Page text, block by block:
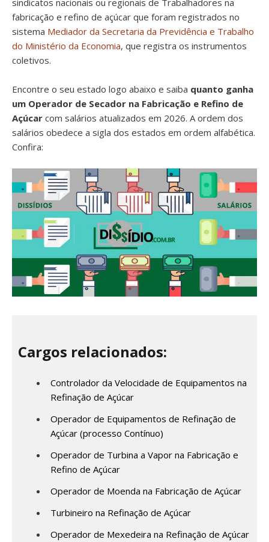
sindicatos nacionais ou regionais de Trabalhadores na
fabricação e refino de açúcar que foram registrados no
sistema Mediador da Secretaria da Previdência e Trabalho
do Ministério da Economia, que registra os instrumentos
coletivos.
Encontre o seu estado logo abaixo e saiba quanto ganha
um Operador de Secador na Fabricação e Refino de
Açúcar com salários atualizados em 2026. A ordem dos
salários obedece a sigla dos estados em ordem alfabética.
Confira:
Cargos relacionados:
Controlador da Velocidade de Equipamentos na
Refinação de Açúcar
Operador de Equipamentos de Refinação de
Açúcar (processo Contínuo)
Operador de Turbina a Vapor na Fabricação e
Refino de Açúcar
Operador de Moenda na Fabricação de Açúcar
Turbineiro na Refinação de Açúcar
Operador de Mexedeira na Refinação de Açúcar